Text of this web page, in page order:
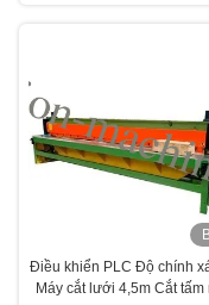
Điều khiển PLC Độ chính
Máy cắt lưới 4,5m Cắt tấm